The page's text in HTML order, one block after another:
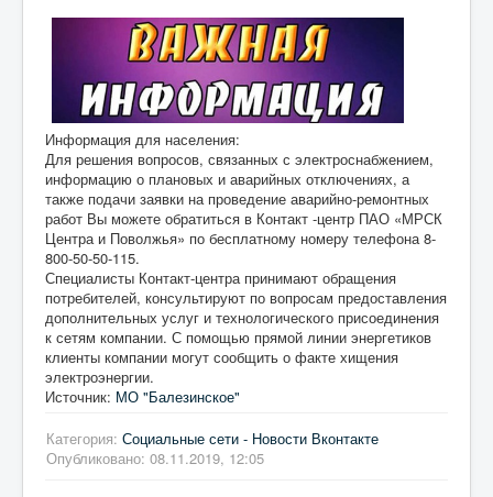
Информация для населения:
Для решения вопросов, связанных с электроснабжением,
информацию о плановых и аварийных отключениях, а
также подачи заявки на проведение аварийно-ремонтных
работ Вы можете обратиться в Контакт -центр ПАО «МРСК
Центра и Поволжья» по бесплатному номеру телефона 8-
800-50-50-115.
Специалисты Контакт-центра принимают обращения
потребителей, консультируют по вопросам предоставления
дополнительных услуг и технологического присоединения
к сетям компании. С помощью прямой линии энергетиков
клиенты компании могут сообщить о факте хищения
электроэнергии.
Источник: МО "Балезинское"
Категория: Социальные сети - Новости Вконтакте
Опубликовано: 08.11.2019, 12:05